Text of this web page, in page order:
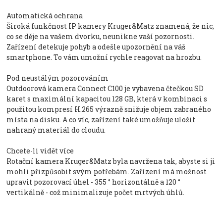
Automatická ochrana
Široká funkčnost IP kamery Kruger&Matz znamená, že nic,
co se děje na vašem dvorku, neunikne vaší pozornosti.
Zařízení detekuje pohyb a odešle upozornění na váš
smartphone. To vám umožní rychle reagovat na hrozbu.
Pod neustálým pozorováním
Outdoorová kamera Connect C100 je vybavena čtečkou SD
karet s maximální kapacitou 128 GB, která v kombinaci s
použitou kompresí H.265 výrazně snižuje objem zabraného
místa na disku. A co víc, zařízení také umožňuje uložit
nahraný materiál do cloudu.
Chcete-li vidět více
Rotační kamera Kruger&Matz byla navržena tak, abyste si ji
mohli přizpůsobit svým potřebám. Zařízení má možnost
upravit pozorovací úhel - 355 ° horizontálně a 120 °
vertikálně - což minimalizuje počet mrtvých úhlů.